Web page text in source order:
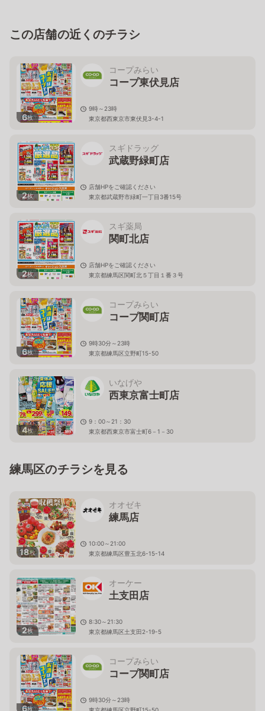
この店舗の近くのチラシ
6枚
コープみらい
コープ東伏見店
9時～23時
東京都西東京市東伏見3-4-1
2枚
スギドラッグ
武蔵野緑町店
店舗HPをご確認ください
東京都武蔵野市緑町一丁目3番15号
2枚
スギ薬局
関町北店
店舗HPをご確認ください
東京都練馬区関町北５丁目１番３号
6枚
コープみらい
コープ関町店
9時30分～23時
東京都練馬区立野町15-50
4枚
いなげや
西東京富士町店
9：00～21：30
東京都西東京市富士町6－1－30
練馬区のチラシを見る
18枚
オオゼキ
練馬店
10:00～21:00
東京都練馬区豊玉北6-15-14
2枚
オーケー
土支田店
8:30～21:30
東京都練馬区土支田2-19-5
6枚
コープみらい
コープ関町店
9時30分～23時